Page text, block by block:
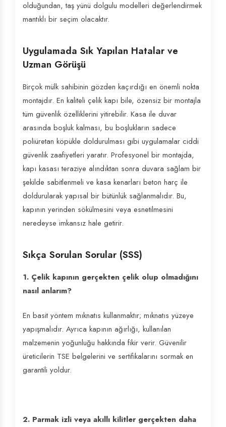
olduğundan, taş yünü dolgulu modelleri değerlendirmek
mantıklı bir seçim olacaktır.
Uygulamada Sık Yapılan Hatalar ve
Uzman Görüşü
Birçok mülk sahibinin gözden kaçırdığı en önemli nokta
montajdır. En kaliteli çelik kapı bile, özensiz bir montajla
tüm güvenlik özelliklerini yitirebilir. Kasa ile duvar
arasında boşluk kalması, bu boşlukların sadece
poliüretan köpükle doldurulması gibi uygulamalar ciddi
güvenlik zaafiyetleri yaratır. Profesyonel bir montajda,
kapı kasası teraziye alındıktan sonra duvara sağlam bir
şekilde sabitlenmeli ve kasa kenarları beton harç ile
doldurularak yapısal bir bütünlük sağlanmalıdır. Bu,
kapının yerinden sökülmesini veya esnetilmesini
neredeyse imkansız hale getirir.
Sıkça Sorulan Sorular (SSS)
1. Çelik kapının gerçekten çelik olup olmadığını
nasıl anlarım?
En basit yöntem mıknatıs kullanmaktır; mıknatıs yüzeye
yapışmalıdır. Ayrıca kapının ağırlığı, kullanılan
malzemenin yoğunluğu hakkında fikir verir. Güvenilir
üreticilerin TSE belgelerini ve sertifikalarını sormak en
garantili yoldur.
2. Parmak izli veya akıllı kilitler gerçekten daha